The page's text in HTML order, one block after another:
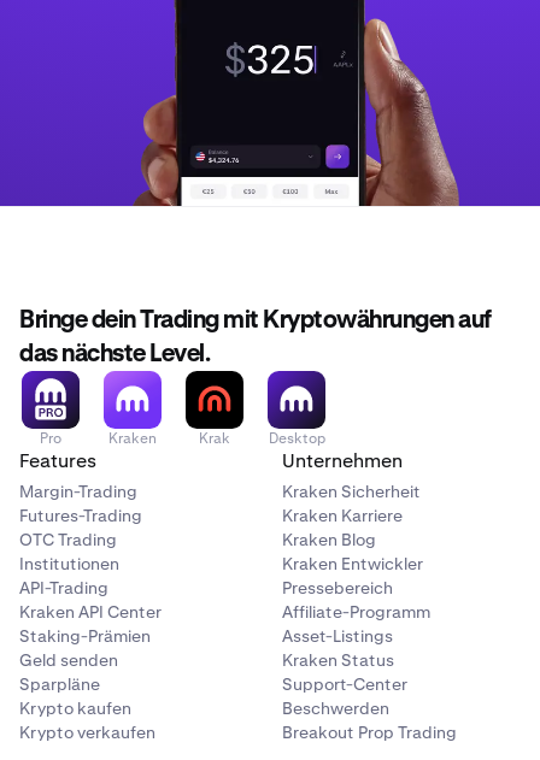
Bringe dein Trading mit Kryptowährungen auf
das nächste Level.
Pro Kraken Krak Desktop
Features
Margin-Trading
Futures-Trading
OTC Trading
Institutionen
API-Trading
Kraken API Center
Staking-Prämien
Geld senden
Sparpläne
Krypto kaufen
Krypto verkaufen
Unternehmen
Kraken Sicherheit
Kraken Karriere
Kraken Blog
Kraken Entwickler
Pressebereich
Affiliate-Programm
Asset-Listings
Kraken Status
Support-Center
Beschwerden
Breakout Prop Trading